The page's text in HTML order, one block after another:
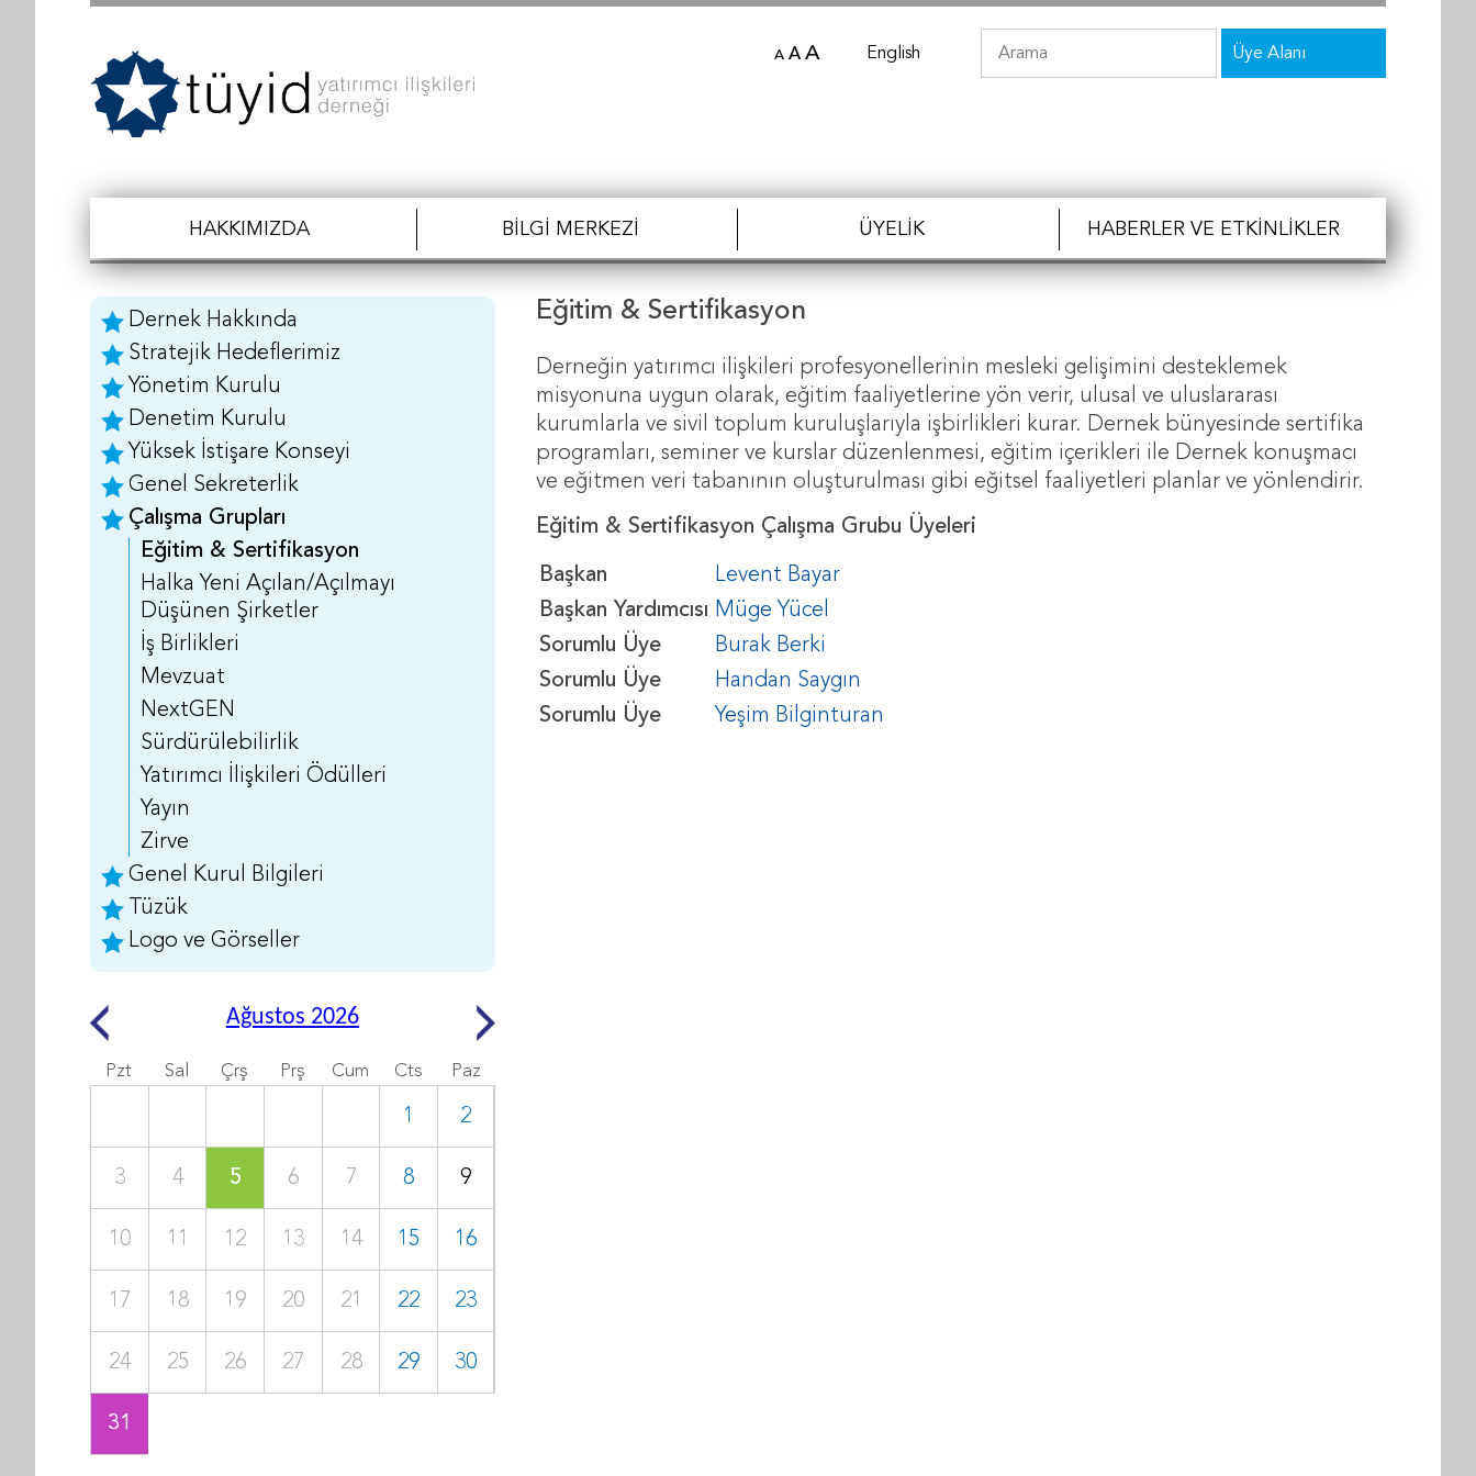
HAKKIMIZDA BILGI MERKEZI ÜYELIK HABERLER VE ETKINLIKLER
A A A English Üye Alanı
Dernek Hakkında
Stratejik Hedeflerimiz
Yönetim Kurulu
Denetim Kurulu
Yüksek İstişare Konseyi
Genel Sekreterlik
Çalışma Grupları
Eğitim & Sertifikasyon
Halka Yeni Açılan/Açılmayı
Düşünen Şirketler
İş Birlikleri
Mevzuat
NextGEN
Sürdürülebilirlik
Yatırımcı İlişkileri Ödülleri
Yayın
Zirve
Genel Kurul Bilgileri
Tüzük
Logo ve Görseller
Ağustos 2026
Pzt Sal Çrş Prş Cum Cts Paz
1 2
3 4 5 6 7 8 9
10 11 12 13 14 15 16
17 18 19 20 21 22 23
24 25 26 27 28 29 30
31
Eğitim & Sertifikasyon
Derneğin yatırımcı ilişkileri profesyonellerinin mesleki gelişimini desteklemek
misyonuna uygun olarak, eğitim faaliyetlerine yön verir, ulusal ve uluslararası
kurumlarla ve sivil toplum kuruluşlarıyla işbirlikleri kurar. Dernek bünyesinde sertifika
programları, seminer ve kurslar düzenlenmesi, eğitim içerikleri ile Dernek konuşmacı
ve eğitmen veri tabanının oluşturulması gibi eğitsel faaliyetleri planlar ve yönlendirir.
Eğitim & Sertifikasyon Çalışma Grubu Üyeleri
Başkan
Levent Bayar
Başkan Yardımcısı Müge Yücel
Sorumlu Üye
Burak Berki
Sorumlu Üye
Handan Saygın
Sorumlu Üye
Yeşim Bilginturan